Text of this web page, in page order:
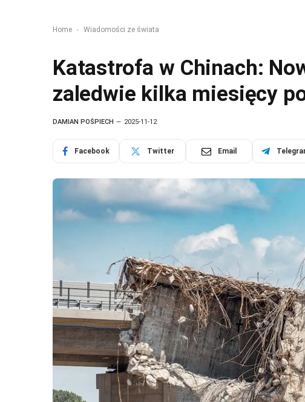
Home - Wiadomości ze świata
Katastrofa w Chinach:
zaledwie kilka miesięcy
DAMIAN POŚPIECH 2025-11-12
Facebook Twitter Email